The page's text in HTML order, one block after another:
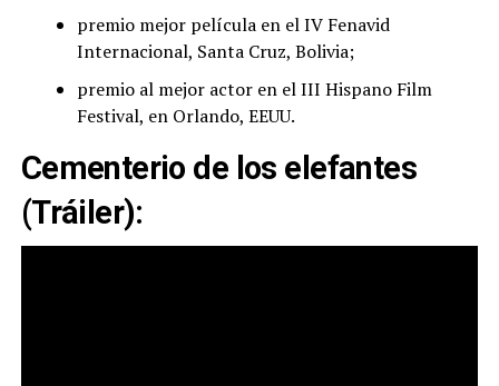
premio mejor película en el IV Fenavid
Internacional, Santa Cruz, Bolivia;
premio al mejor actor en el III Hispano Film
Festival, en Orlando, EEUU.
Cementerio de los elefantes
(Tráiler):